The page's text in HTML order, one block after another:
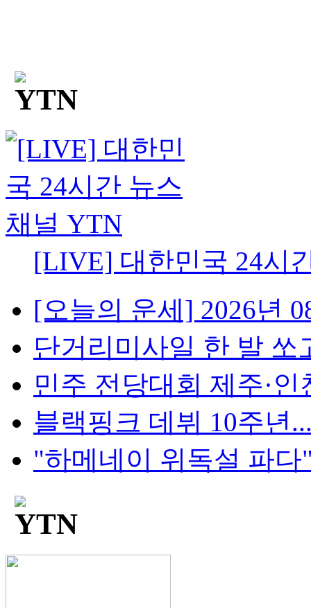
[LIVE] 대한민국 24시
[오늘의 운세] 2026년
단거리미사일 한 발 쏘
민주 전당대회 제주·인
블랙핑크 데뷔 10주년
"하메네이 위독설 파다